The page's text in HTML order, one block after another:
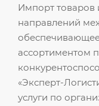
Импорт товаров
направлений
ассортиментом
«Эксперт-
услуги по